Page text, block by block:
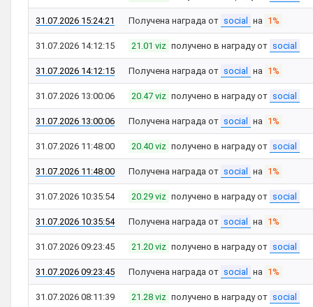
31.07.2026 15:24:21 Получена награда от social на 1%
31.07.2026 14:12:15 21.01 viz получено в награду от social
31.07.2026 14:12:15 Получена награда от social на 1%
31.07.2026 13:00:06 20.47 viz получено в награду от social
31.07.2026 13:00:06 Получена награда от social на 1%
31.07.2026 11:48:00 20.40 viz получено в награду от social
31.07.2026 11:48:00 Получена награда от social на 1%
31.07.2026 10:35:54 20.29 viz получено в награду от social
31.07.2026 10:35:54 Получена награда от social на 1%
31.07.2026 09:23:45 21.20 viz получено в награду от social
31.07.2026 09:23:45 Получена награда от social на 1%
31.07.2026 08:11:39 21.28 viz получено в награду от social